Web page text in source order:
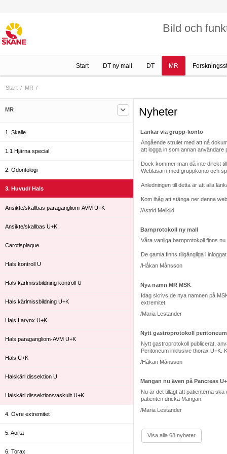
Bild och
Start DT ny mall DT MR
Start / MR /
MR
1. Skalle
1.1 Hjärna special
2. Odontologi
3. Huvud/ Hals
Ansikte/skallbas paragangliom-AVM U+K
Ansikte/skallbas U+K
Carotisplaque
Hals kontroll U
Hals kärlmissbildning kontroll U
Hals kärlmissbildning U+K
Hals Larynx U+K
Hals paragangliom-AVM U+K
Hals U+K
Halskärl dissektion U
Halskärl dissektion/vaskulit U+K
4. Övre extremitet
5. Aorta
6. Torax
Nyheter
Länkar via grupp-konto
Angående strulet med att nå
att logga in som annan
Dock kommer man då inte direkt
Webläsarn med gruppkonto och
Anledningen till detta är att alla
Kom ihåg att stänga ner denna
/Astrid Melkild
Barnprotokoll ny mall
Våra vanliga barnprotokoll finns
De gamla finns tillgängliga i
/Håkan Månsson
Nya namn MR MSK
Idag skrivs de nya namnen på
extremitet.
/Maria Lestander
Nytt gastroprotokoll peritoneum
Nytt gastroprotokoll publicerat,
Peritoneum inklusive thorax U+K.
/Håkan Månsson
Mangan nu även på Pancreas
Nu är det tillagt att patienterna
patienten dricka Mangan.
/Maria Lestander
Visa alla 68 nyheter